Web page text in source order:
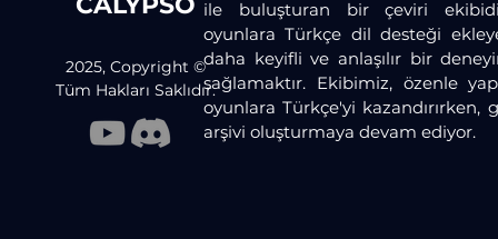
2025, Copyright ©
Tüm Hakları Saklıdır.
ile buluşturan bir çeviri
oyunlara Türkçe dil desteği
daha keyifli ve anlaşılır bir
sağlamaktır. Ekibimiz, özenle
oyunlara Türkçe'yi kazandırırken,
arşivi oluşturmaya devam ediyor.​